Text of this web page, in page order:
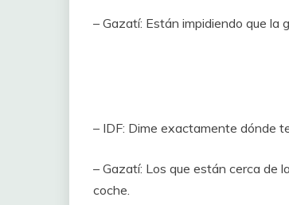
– Gazatí: Están impidiendo que la
– IDF: Dime exactamente dónde
– Gazatí: Los que están cerca de
coche.